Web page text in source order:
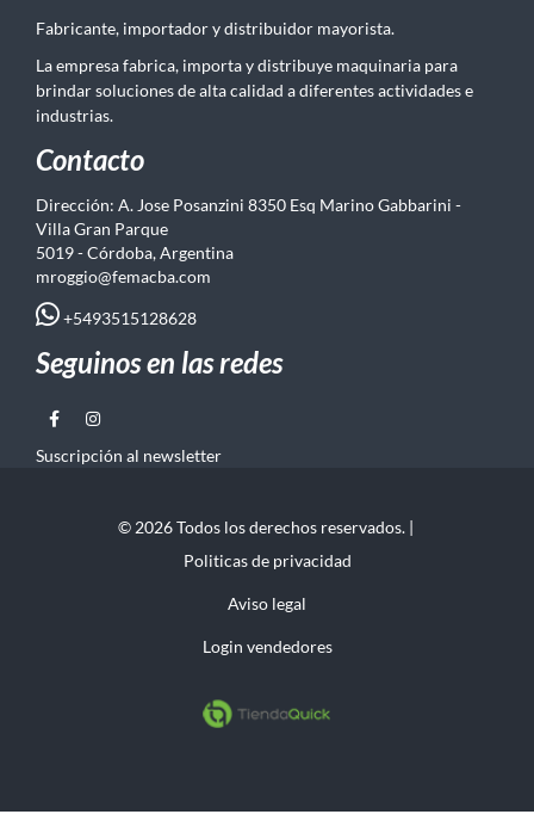
Fabricante, importador y distribuidor mayorista.
La empresa fabrica, importa y distribuye maquinaria para
brindar soluciones de alta calidad a diferentes actividades e
industrias.
Contacto
Dirección: A. Jose Posanzini 8350 Esq Marino Gabbarini -
Villa Gran Parque
5019 - Córdoba, Argentina
mroggio@femacba.com
+5493515128628
Seguinos en las redes
Suscripción al newsletter
© 2026 Todos los derechos reservados. |
Politicas de privacidad
Aviso legal
Login vendedores